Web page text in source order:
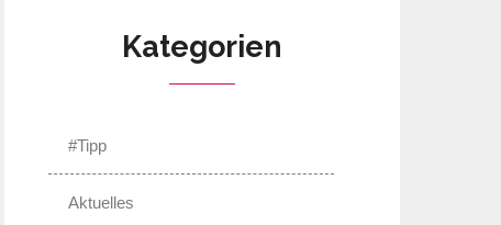
Kategorien
#Tipp
Aktuelles